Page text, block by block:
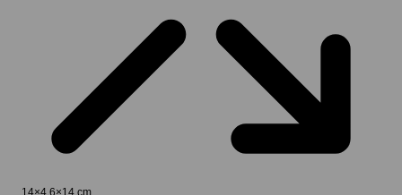
14×4,6×14 cm